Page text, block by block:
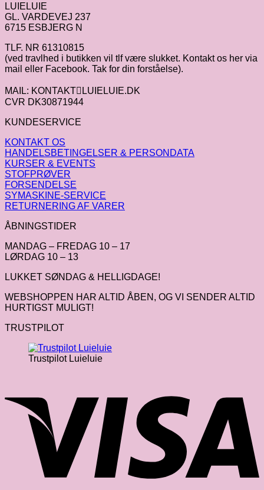
LUIELUIE
GL. VARDEVEJ 237
6715 ESBJERG N
TLF. NR 61310815
(ved travlhed i butikken vil tlf være slukket. Kontakt os her via
mail eller Facebook. Tak for din forståelse).
MAIL: KONTAKTLUIELUIE.DK
CVR DK30871944
KUNDESERVICE
KONTAKT OS
HANDELSBETINGELSER & PERSONDATA
KURSER & EVENTS
STOFPRØVER
FORSENDELSE
SYMASKINE-SERVICE
RETURNERING AF VARER
ÅBNINGSTIDER
MANDAG – FREDAG 10 – 17
LØRDAG 10 – 13
LUKKET SØNDAG & HELLIGDAGE!
WEBSHOPPEN HAR ALTID ÅBEN, OG VI SENDER ALTID
HURTIGST MULIGT!
TRUSTPILOT
Trustpilot Luieluie